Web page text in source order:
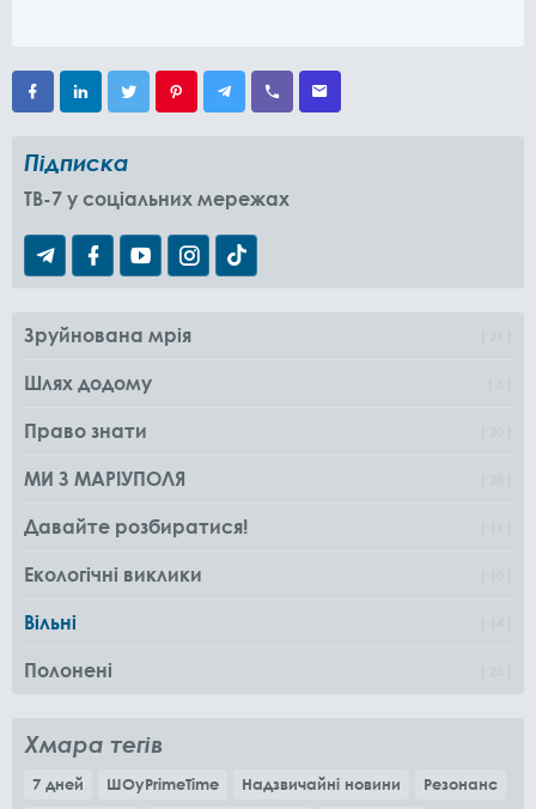
Підписка
TB-7 у соціальних мережах
Зруйнована мрія
Шлях додому
Право знати
МИ З МАРІУПОЛЯ
Давайте розбиратися!
Екологічні виклики
Вільні
Полонені
Хмара тегів
7 дней ШОуPrimeTime Надзвичайні новини
Резонанс